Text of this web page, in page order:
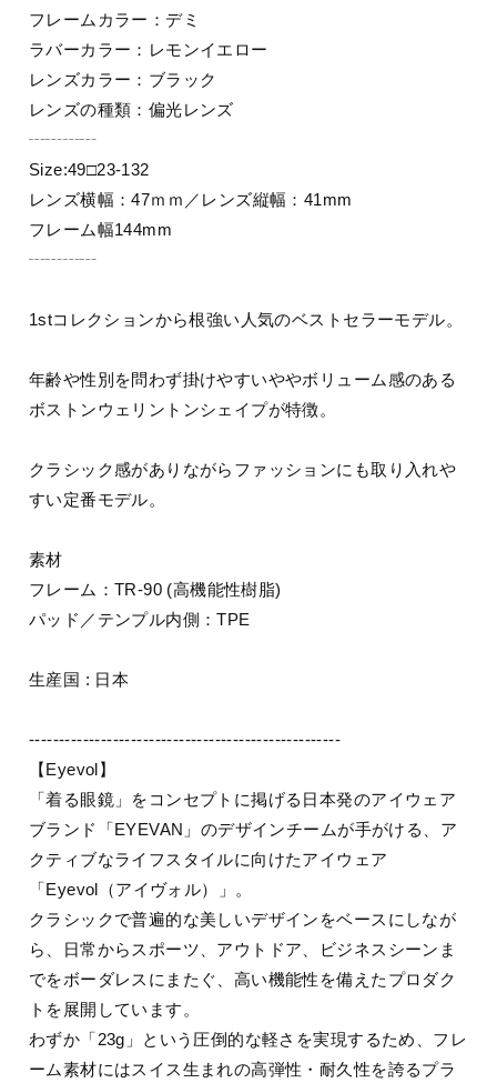
フレームカラー：デミ
ラバーカラー：レモンイエロー
レンズカラー：ブラック
レンズの種類：偏光レンズ
┄┄┄┄
Size:49□23-132
レンズ横幅：47ｍｍ／レンズ縦幅：41mm
フレーム幅144mm
┄┄┄┄
1stコレクションから根強い人気のベストセラーモデル。
年齢や性別を問わず掛けやすいややボリューム感のある
ボストンウェリントンシェイプが特徴。
クラシック感がありながらファッションにも取り入れや
すい定番モデル。
素材
フレーム：TR-90 (高機能性樹脂)
パッド／テンプル内側：TPE
生産国 : 日本
----------------------------------------------------
【Eyevol】
「着る眼鏡」をコンセプトに掲げる日本発のアイウェア
ブランド「EYEVAN」のデザインチームが手がける、ア
クティブなライフスタイルに向けたアイウェア
「Eyevol（アイヴォル）」。
クラシックで普遍的な美しいデザインをベースにしなが
ら、日常からスポーツ、アウトドア、ビジネスシーンま
でをボーダレスにまたぐ、高い機能性を備えたプロダク
トを展開しています。
わずか「23g」という圧倒的な軽さを実現するため、フレ
ーム素材にはスイス生まれの高弾性・耐久性を誇るプラ